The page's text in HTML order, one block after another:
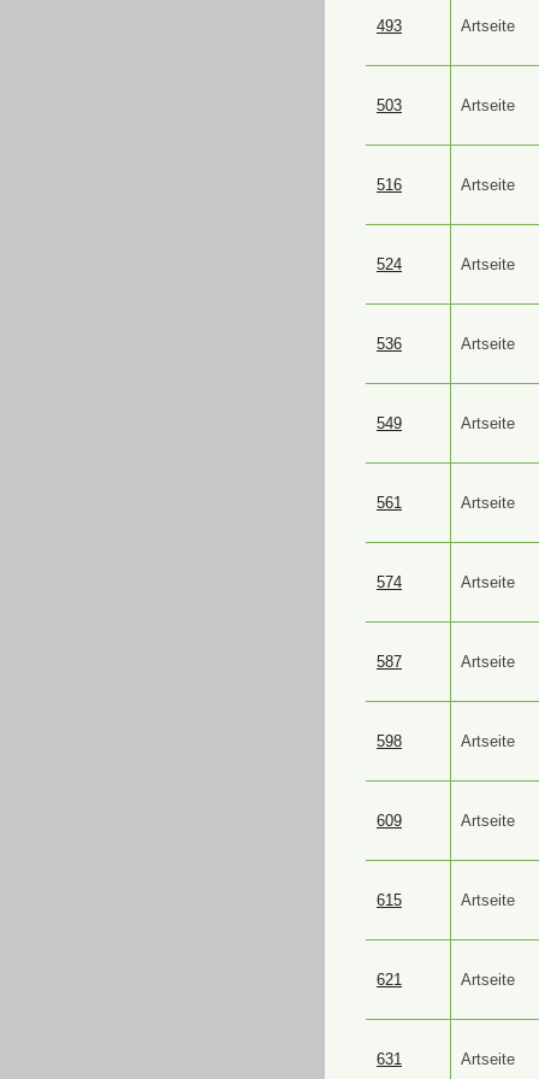
493 Artseite
503 Artseite
516 Artseite
524 Artseite
536 Artseite
549 Artseite
561 Artseite
574 Artseite
587 Artseite
598 Artseite
609 Artseite
615 Artseite
621 Artseite
631 Artseite